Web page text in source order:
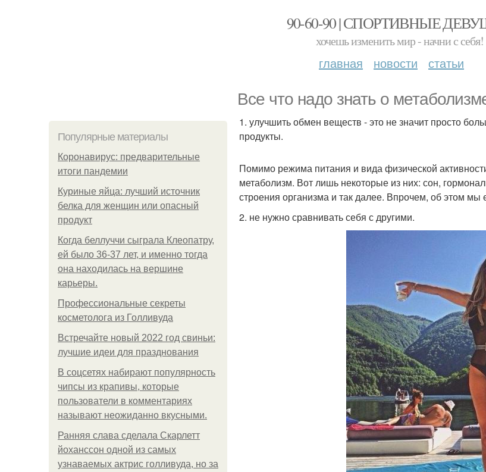
90-60-90 | СПОРТИВНЫЕ
хочешь изменить мир - начни с себя!
главная новости статьи
Все что надо знать о
Популярные материалы
Коронавирус: предварительные
итоги пандемии
Куриные яйца: лучший источник
белка для женщин или опасный
продукт
Когда беллуччи сыграла Клеопатру,
ей было 36-37 лет, и именно тогда
она находилась на вершине
карьеры.
Профессиональные секреты
косметолога из Голливуда
Встречайте новый 2022 год свиньи:
лучшие идеи для празднования
В соцсетях набирают популярность
чипсы из крапивы, которые
пользователи в комментариях
называют неожиданно вкусными.
Ранняя слава сделала Скарлетт
йоханссон одной из самых
узнаваемых актрис голливуда, но за
1. улучшить обмен веществ - это не значит просто
продукты.
Помимо режима питания и вида физической
метаболизм. Вот лишь некоторые из них: сон,
строения организма и так далее. Впрочем, об этом
2. не нужно сравнивать себя с другими.